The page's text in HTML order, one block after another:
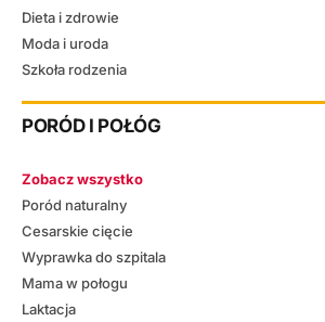
Dieta i zdrowie
Moda i uroda
Szkoła rodzenia
PORÓD I POŁÓG
Zobacz wszystko
Poród naturalny
Cesarskie cięcie
Wyprawka do szpitala
Mama w połogu
Laktacja